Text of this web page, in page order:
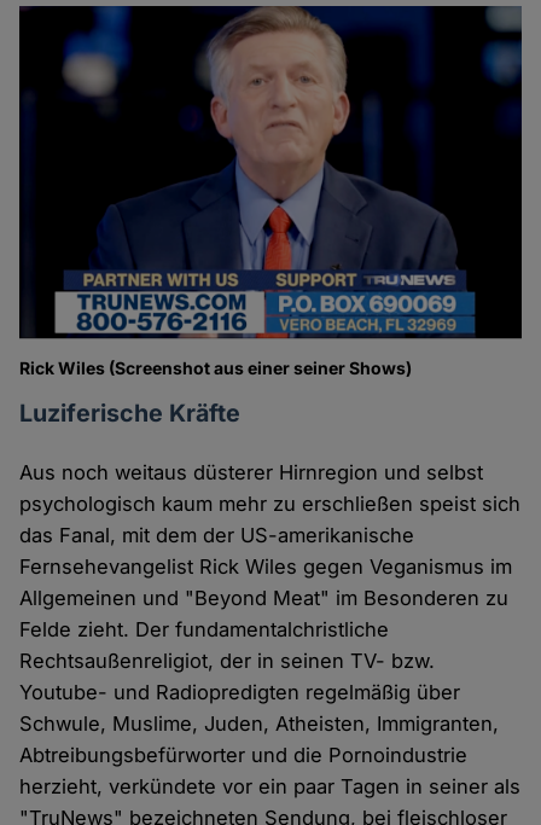
Rick Wiles (Screenshot aus einer seiner Shows)
Luziferische Kräfte
Aus noch weitaus düsterer Hirnregion und selbst
psychologisch kaum mehr zu erschließen speist sich
das Fanal, mit dem der US-amerikanische
Fernsehevangelist Rick Wiles gegen Veganismus im
Allgemeinen und "Beyond Meat" im Besonderen zu
Felde zieht. Der fundamentalchristliche
Rechtsaußenreligiot, der in seinen TV- bzw.
Youtube- und Radiopredigten regelmäßig über
Schwule, Muslime, Juden, Atheisten, Immigranten,
Abtreibungsbefürworter und die Pornoindustrie
herzieht, verkündete vor ein paar Tagen in seiner als
"TruNews" bezeichneten Sendung, bei fleischloser